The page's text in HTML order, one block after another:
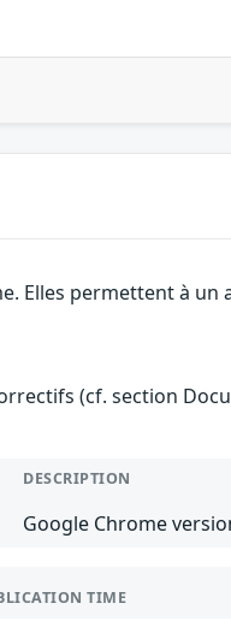
Elles permettent à
(cf. section
DESCRIPTION
Google Chrome
TIME